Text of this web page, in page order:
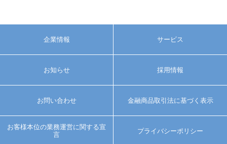
企業情報 サービス
お知らせ 採用情報
お問い合わせ 金融商品取引法に基づく表示
お客様本位の業務運営に関する宣
言
プライバシーポリシー